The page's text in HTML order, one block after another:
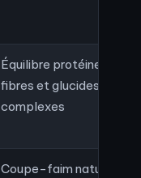
Équilibre protéines,
fibres et glucides
complexes
Coupe-faim naturel